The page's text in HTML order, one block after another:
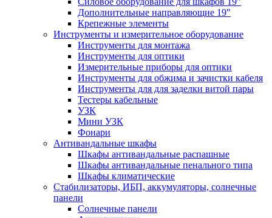
Дополнительные направляющие 19"
Крепежные элементы
Инструменты и измерительное оборудование
Инструменты для монтажа
Инструменты для оптики
Измерительные приборы для оптики
Инструменты для обжима и зачистки кабеля
Инструменты для для заделки витой пары
Тестеры кабельные
УЗК
Мини УЗК
Фонари
Антивандальные шкафы
Шкафы антивандальные распашные
Шкафы антивандальные пенального типа
Шкафы климатические
Стабилизаторы, ИБП, аккумуляторы, солнечные
панели
Солнечные панели